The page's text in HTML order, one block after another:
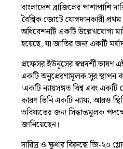
বাংলাদেশ ব্রাজিলের পাশাপাশি
বৈশ্বিক জোটে যোগদানকারী
অধিবেশনটি একটি উল্লেখযোগ্য
হয়েছে, যা জাতির জন্য একটি
প্রফেসর ইউনূসের স্বপ্নদর্শী ভাষণ
একটি অনুপ্রেরণামূলক সুর স্থাপন
‘একটি ন্যায়সঙ্গত বিশ্ব এবং
কারণ তিনি একটি ন্যায্য, আরও
ভবিষ্যতের জন্য সিদ্ধান্তমূলক
জানিয়েছেন।
দারিদ্র ও ক্ষুধার বিরুদ্ধে জি-২০